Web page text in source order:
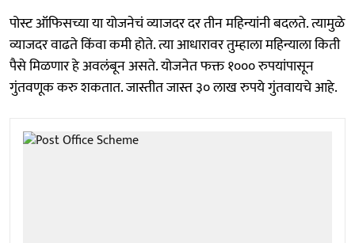
पोस्ट ऑफिसच्या या योजनेचं व्याजदर दर तीन महिन्यांनी बदलते. त्यामुळे
व्याजदर वाढते किंवा कमी होते. त्या आधारावर तुम्हाला महिन्याला किती
पैसे मिळणार हे अवलंबून असते. योजनेत फक्त १००० रुपयांपासून
गुंतवणूक करु शकतात. जास्तीत जास्त ३० लाख रुपये गुंतवायचे आहे.